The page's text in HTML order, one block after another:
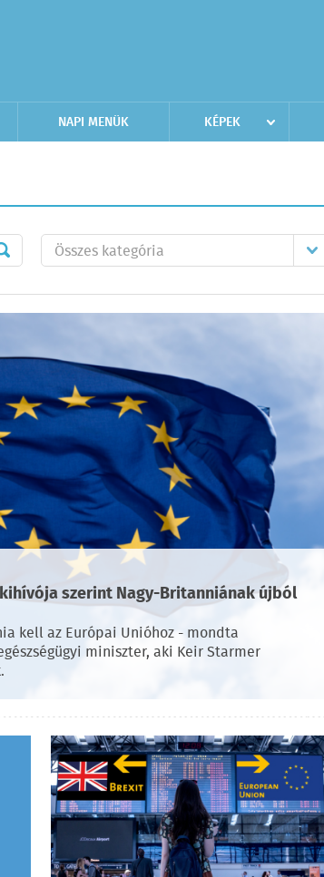
NAPI MENÜK KÉPEK
szerint Nagy-Britanniának újból
kell az Európai Unióhoz - mondta
miniszter, aki Keir Starmer